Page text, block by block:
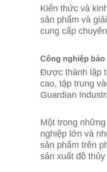
Kiến thức và
sản phẩm và
cung cấp
Công nghiệp bảo
Được thành lập
cao, tập trung
Guardian
Một trong
nghiệp lớn và
sản phẩm trên
sản xuất đồ